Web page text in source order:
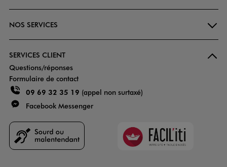
NOS SERVICES
SERVICES CLIENT
Questions/réponses
Formulaire de contact
09 69 32 35 19 (appel non surtaxé)
Facebook Messenger
Faciliti